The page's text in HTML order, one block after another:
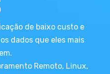
de baixo custo e
dados que eles mais
Remoto, Linux,